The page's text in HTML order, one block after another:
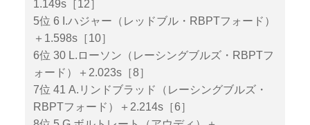
1.149s［12］
5位 6 I.ハジャー（レッドブル・RBPTフォード）
＋1.598s［10］
6位 30 L.ローソン（レーシングブルズ・RBPTフ
ォード）＋2.023s［8］
7位 41 A.リンドブラッド（レーシングブルズ・
RBPTフォード）＋2.214s［6］